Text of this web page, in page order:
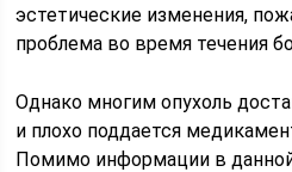
эстетические изменения,
проблема во время течения
Однако многим опухоль
и плохо поддается
Помимо информации в